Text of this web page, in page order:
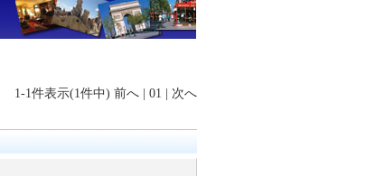
1-1件表示(1件中) 前へ | 01 | 次へ